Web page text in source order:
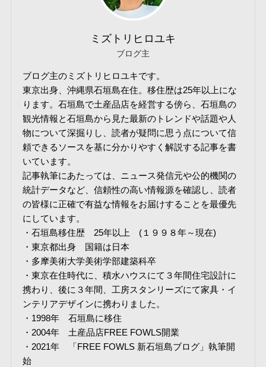
ミズトリヒロユキ
ブログ主
ブログ主のミズトリヒロユキです。
東京出身、沖縄県石垣島在住。移住歴は25年以上にな
ります。石垣島で土産品店を経営する傍ら、石垣島の
観光情報と石垣島から見た最新のトレンドや話題や人
物について深掘りし、読者が疑問に思う点について信
頼できるソースを基に分かりやすく解説する記事を書
いています。
記事執筆にあたっては、ニュース発信元や公的機関の
統計データなど、信頼性の高い情報源を確認し、読者
の皆様に正確で有益な情報をお届けすることを最優先
にしています。
・石垣島移住歴 25年以上 (１９９８年～現在)
・東京都出身 国籍は日本
・多摩美術大学美術学部建築科卒
・東京在住時代に、積水ハウスにて３年間住宅設計に
携わり、後に３年間、工房スタンリーズにて家具・イ
ンテリアデザインに携わりました。
・1998年 石垣島に移住
・2004年 土産品店FREE FOWLS開業
・2021年 「FREE FOWLS 新石垣島ブログ」執筆開
始